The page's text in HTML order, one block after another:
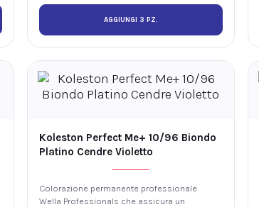
AGGIUNGI 3 PZ.
Koleston Perfect Me+ 10/96 Biondo
Platino Cendre Violetto
Colorazione permanente professionale
Wella Professionals che assicura un